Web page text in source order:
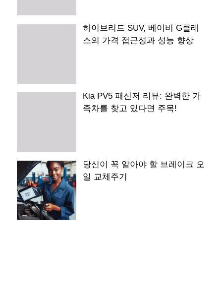
하이브리드 SUV, 베이비 G클래
스의 가격 접근성과 성능 향상
Kia PV5 패신저 리뷰: 완벽한 가
족차를 찾고 있다면 주목!
당신이 꼭 알아야 할 브레이크 오
일 교체주기